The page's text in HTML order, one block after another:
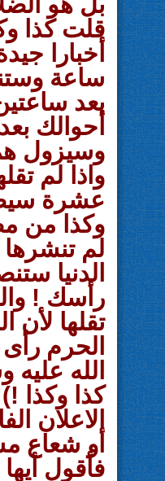
قلت كذا
أخبارا
ساعة
بعد
أحوالك
وسيزول
واذا لم
عشرة
وكذا من
لم
الدنيا
رأسك !
تقلها
الحرم
الله
كذا وكذا !)
الاعلان
أو شعاع
فأقول أيها